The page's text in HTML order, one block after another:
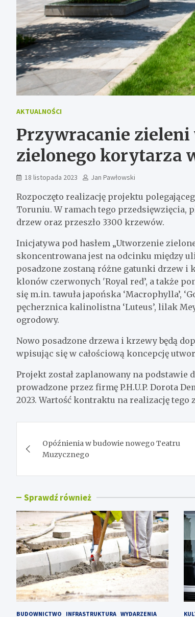
AKTUALNOŚCI
Przywracanie
zielonego korytarza
18 listopada 2023 Jan Pawłowski
Rozpoczęto realizację projektu
Toruniu. W ramach tego przedsięwzięcia,
drzew oraz przeszło 3300 krzewów.
Inicjatywa pod hasłem „Utworzenie
skoncentrowana jest na odcinku między
posadzone zostaną różne gatunki drzew i
klonów czerwonych 'Royal red’, a także
się m.in. tawuła japońska ‘Macrophylla’,
pęcherznica kalinolistna ‘Luteus’, lilak
ogrodowy.
Nowo posadzone drzewa i krzewy będą
wpisując się w całościową koncepcję
Projekt został zaplanowany na podstawie
prowadzone przez firmę P.H.U.P. Dorota
2023. Wartość kontraktu na realizację tego
wpisu
Opóźnienia w budowie nowego Teatru
Muzycznego
Sprawdź również
BUDOWNICTWO INFRASTRUKTURA WYDARZENIA